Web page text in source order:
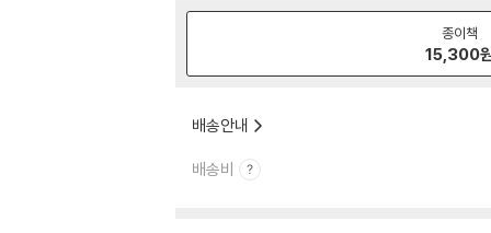
종이책
15,300
배송안내
배송비